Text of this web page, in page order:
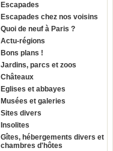
Escapades
Escapades chez nos voisins
Quoi de neuf à Paris ?
Actu-régions
Bons plans !
Jardins, parcs et zoos
Châteaux
Eglises et abbayes
Musées et galeries
Sites divers
Insolites
Gîtes, hébergements divers et
chambres d'hôtes